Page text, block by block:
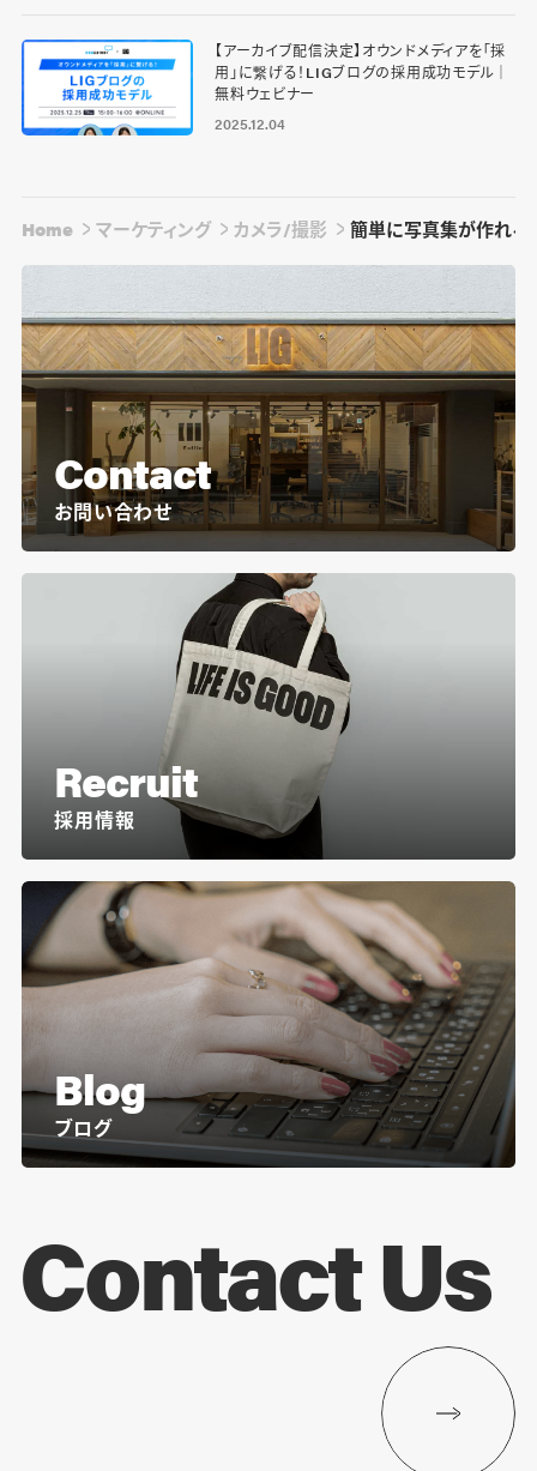
【アーカイブ配信決定】オウンドメディアを「採
用」に繋げる！LIGブログの採用成功モデル｜
無料ウェビナー
2025.12.04
Home マーケティング カメラ/撮影 簡単に写真集が作れる
Contact
お問い合わせ
Recruit
採用情報
Blog
ブログ
Contact Us